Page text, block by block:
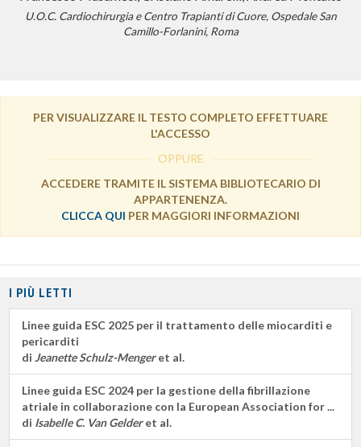
U.O.C. Cardiochirurgia e Centro Trapianti di Cuore, Ospedale San
Camillo-Forlanini, Roma
PER VISUALIZZARE IL TESTO COMPLETO EFFETTUARE
L'ACCESSO
OPPURE
ACCEDERE TRAMITE IL SISTEMA BIBLIOTECARIO DI
APPARTENENZA.
CLICCA QUI PER MAGGIORI INFORMAZIONI
I PIÙ LETTI
Linee guida ESC 2025 per il trattamento delle miocarditi e
pericarditi
di Jeanette Schulz-Mengeret al.
Linee guida ESC 2024 per la gestione della fibrillazione
atriale in collaborazione con la European Association for ...
di Isabelle C. Van Gelderet al.